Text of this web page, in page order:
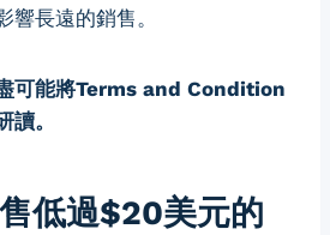
響長遠的銷售。
可能將Terms and Condition
讀。
低過$20美元的